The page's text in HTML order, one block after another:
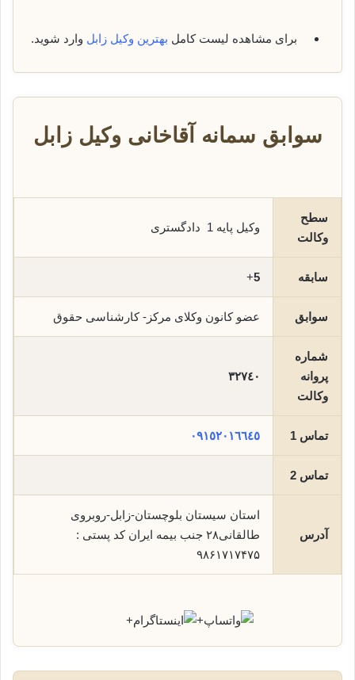
برای مشاهده لیست کامل بهترین وکیل زابل وارد شوید.
سوابق سمانه آقاخانی وکیل زابل
سطح
وکالت
وکیل پایه 1 دادگستری
سابقه 5
+
سوابق عضو کانون وکلای مرکز- کارشناسی حقوق
شماره
پروانه
وکالت
٣٢٧٤٠
تماس 1 ٠٩١٥٢٠١٦٦٤٥
تماس 2
آدرس
استان سیستان بلوچستان-زابل-روبروی
طالقانی۲۸ جنب بیمه ایران کد پستی :
۹۸۶۱۷۱۷۴۷۵
+
+